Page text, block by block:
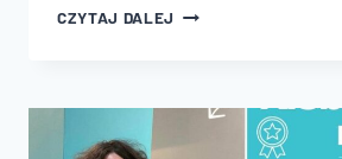
CZYTAJ DALEJ KLUBOWICZKA
WRZESIEŃ